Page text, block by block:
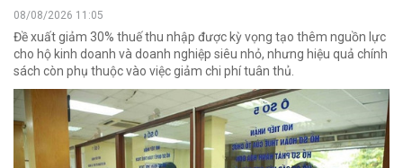
08/08/2026 11:05
Đề xuất giảm 30% thuế thu nhập được kỳ vọng tạo thêm nguồn lực
cho hộ kinh doanh và doanh nghiệp siêu nhỏ, nhưng hiệu quả chính
sách còn phụ thuộc vào việc giảm chi phí tuân thủ.